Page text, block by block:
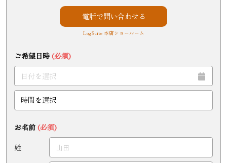
電話で問い合わせる
LogSuite 本店ショールーム
ご希望日時 (必須)
お名前 (必須)
姓